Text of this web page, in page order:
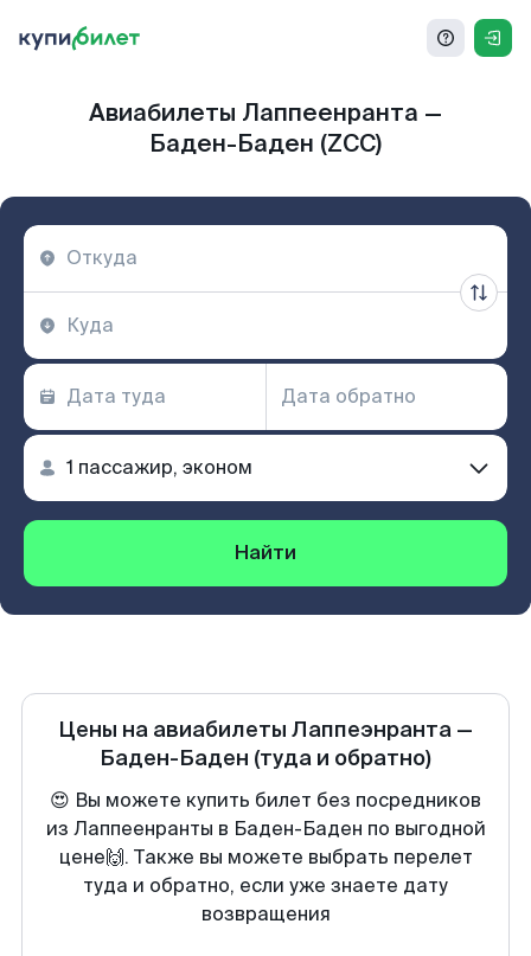
Авиабилеты Лаппеенранта —
Баден-Баден (ZCC)
Найти
Цены на авиабилеты Лаппеэнранта —
Баден-Баден (туда и обратно)
😍 Вы можете купить билет без посредников
из Лаппеенранты в Баден-Баден по выгодной
цене🙌. Также вы можете выбрать перелет
туда и обратно, если уже знаете дату
возвращения